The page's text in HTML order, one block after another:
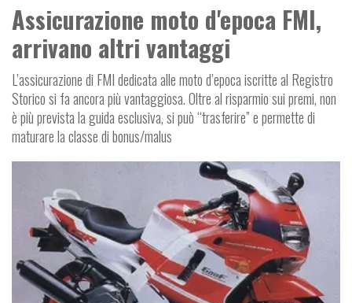
Assicurazione moto d'epoca FMI,
arrivano altri vantaggi
L’assicurazione di FMI dedicata alle moto d’epoca iscritte al Registro
Storico si fa ancora più vantaggiosa. Oltre al risparmio sui premi, non
è più prevista la guida esclusiva, si può “trasferire” e permette di
maturare la classe di bonus/malus